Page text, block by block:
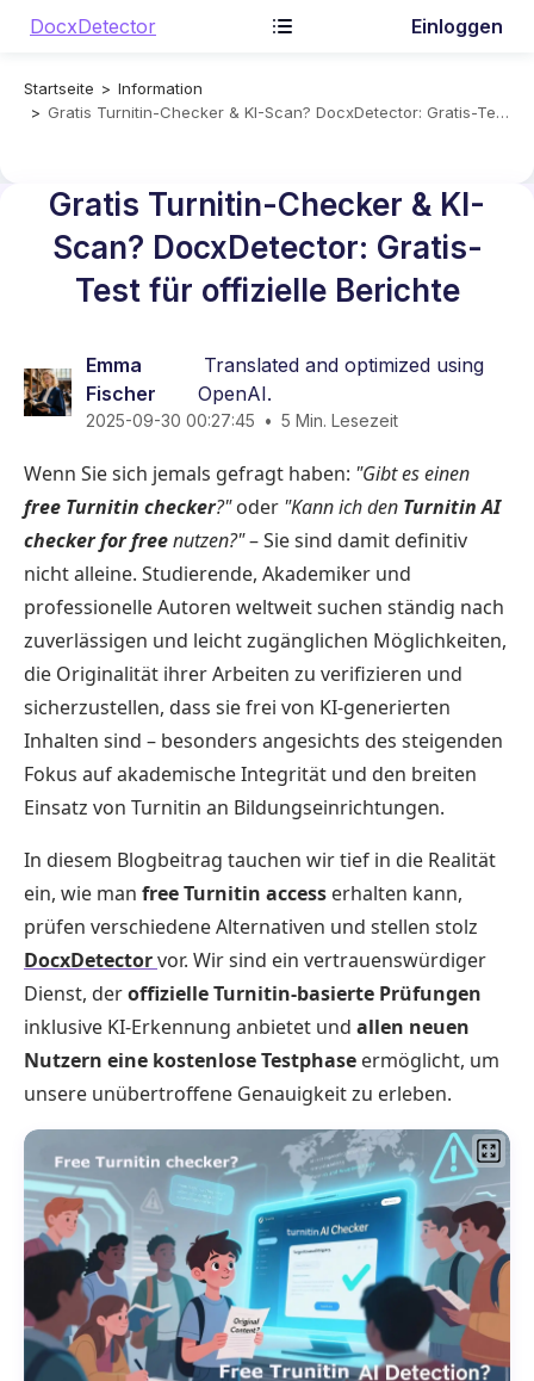
DocxDetector Einloggen
Startseite
Information
Gratis Turnitin-Checker & KI-Scan? DocxDetector: Gratis-Test für offizielle Berichte
Gratis Turnitin-Checker & KI-
Scan? DocxDetector: Gratis-
Test für offizielle Berichte
Emma
Fischer
Translated and optimized using
OpenAI.
2025-09-30 00:27:45 • 5 Min. Lesezeit
Wenn Sie sich jemals gefragt haben: "Gibt es einen
free Turnitin checker?"oder "Kann ich den Turnitin AI
checker for freenutzen?"– Sie sind damit definitiv
nicht alleine. Studierende, Akademiker und
professionelle Autoren weltweit suchen ständig nach
zuverlässigen und leicht zugänglichen Möglichkeiten,
die Originalität ihrer Arbeiten zu verifizieren und
sicherzustellen, dass sie frei von KI-generierten
Inhalten sind – besonders angesichts des steigenden
Fokus auf akademische Integrität und den breiten
Einsatz von Turnitin an Bildungseinrichtungen.
In diesem Blogbeitrag tauchen wir tief in die Realität
ein, wie man free Turnitin access erhalten kann,
prüfen verschiedene Alternativen und stellen stolz
DocxDetectorvor. Wir sind ein vertrauenswürdiger
Dienst, deroffizielle Turnitin-basierte Prüfungen
inklusive KI-Erkennung anbietet und allen neuen
Nutzern eine kostenlose Testphase ermöglicht, um
unsere unübertroffene Genauigkeit zu erleben.